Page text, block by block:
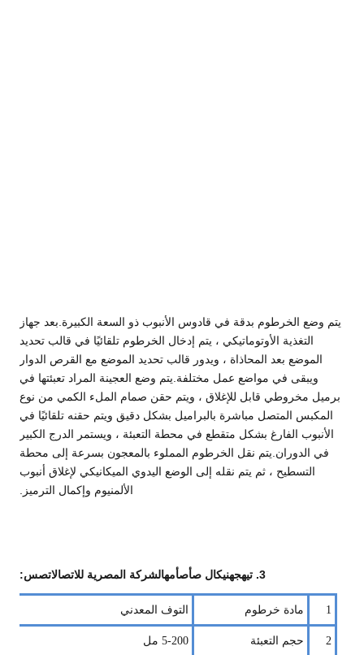
يتم وضع الخرطوم بدقة في قادوس الأنبوب ذو السعة الكبيرة.بعد جهاز
التغذية الأوتوماتيكي ، يتم إدخال الخرطوم تلقائيًا في قالب تحديد
الموضع بعد المحاذاة ، ويدور قالب تحديد الموضع مع القرص الدوار
ويبقى في مواضع عمل مختلفة.يتم وضع العجينة المراد تعبئتها في
برميل مخروطي قابل للإغلاق ، ويتم حقن صمام الملء الكمي من نوع
المكبس المتصل مباشرة بالبراميل بشكل دقيق ويتم حقنه تلقائيًا في
الأنبوب الفارغ بشكل متقطع في محطة التعبئة ، ويستمر الدرج الكبير
في الدوران.يتم نقل الخرطوم المملوء بالمعجون بسرعة إلى محطة
التسطيح ، ثم يتم نقله إلى الوضع اليدوي الميكانيكي لإغلاق أنبوب
الألمنيوم وإكمال الترميز.
3
. تيهجهنيكال صأصأمهالشركة المصرية للاتصالاتصس:
1 مادة خرطوم التوف المعدني
2 حجم التعبئة 5-200 مل